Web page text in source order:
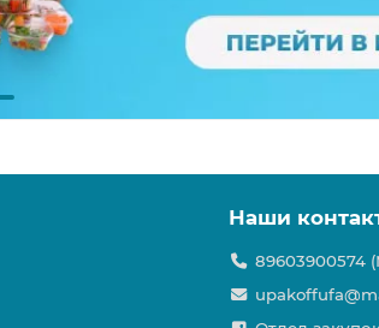
Наши
89603900574